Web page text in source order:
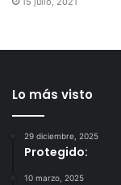
Lo más visto
29 diciembre, 2025
Protegido:
10 marzo, 2025